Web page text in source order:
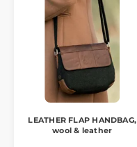
LEATHER FLAP HANDBAG,
wool & leather